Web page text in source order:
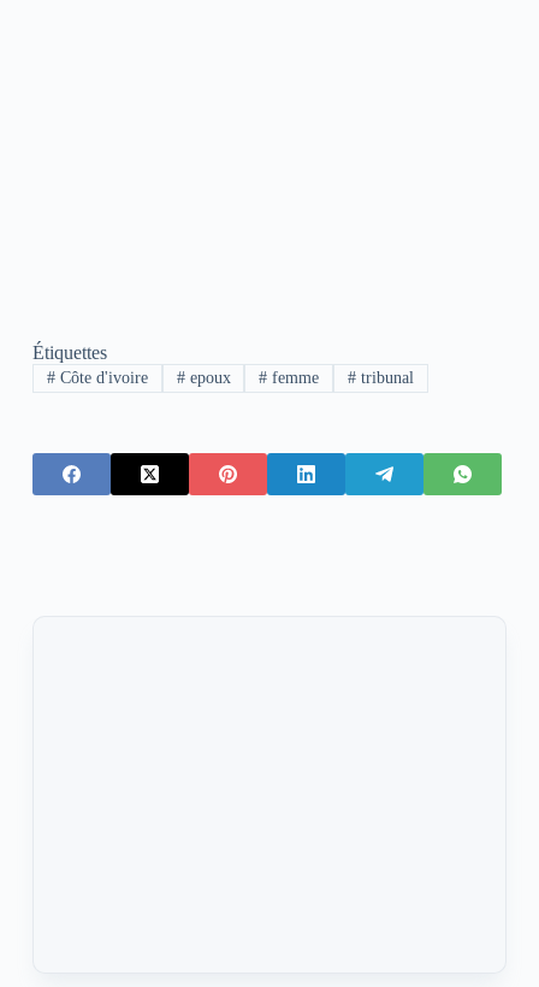
Étiquettes
#Côte d'ivoire #epoux # femme # tribunal